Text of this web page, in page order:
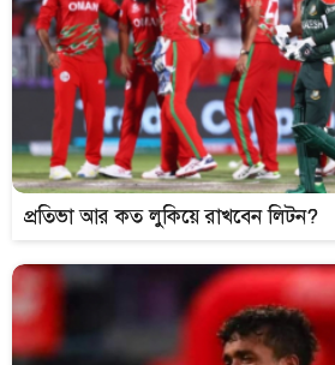
প্রতিভা আর কত লুকিয়ে রাখবেন লিটন?